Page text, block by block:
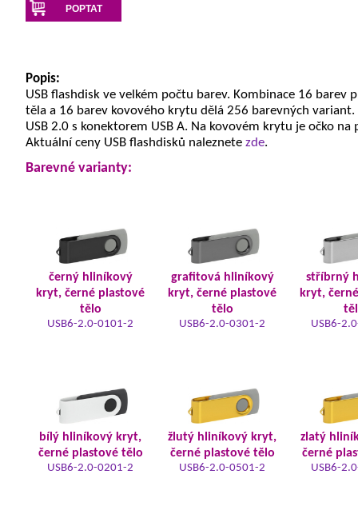
POPTAT
Popis:
USB flashdisk ve velkém počtu barev. Kombinace 16 barev
těla a 16 barev kovového krytu dělá 256 barevných variant.
USB 2.0 s konektorem USB A. Na kovovém krytu je očko na
Aktuální ceny USB flashdisků naleznete zde.
Barevné varianty:
černý hliníkový
kryt, černé plastové
tělo
USB6-2.0-0101-2
grafitová hliníkový
kryt, černé plastové
tělo
USB6-2.0-0301-2
stříbrný
kryt,
USB6-
bílý hliníkový kryt,
černé plastové tělo
USB6-2.0-0201-2
žlutý hliníkový kryt,
černé plastové tělo
USB6-2.0-0501-2
zlatý
černé
USB6-